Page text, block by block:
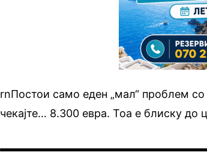
rnПостои само еден „мал“ проблем со
чекајте… 8.300 евра. Тоа е блиску до